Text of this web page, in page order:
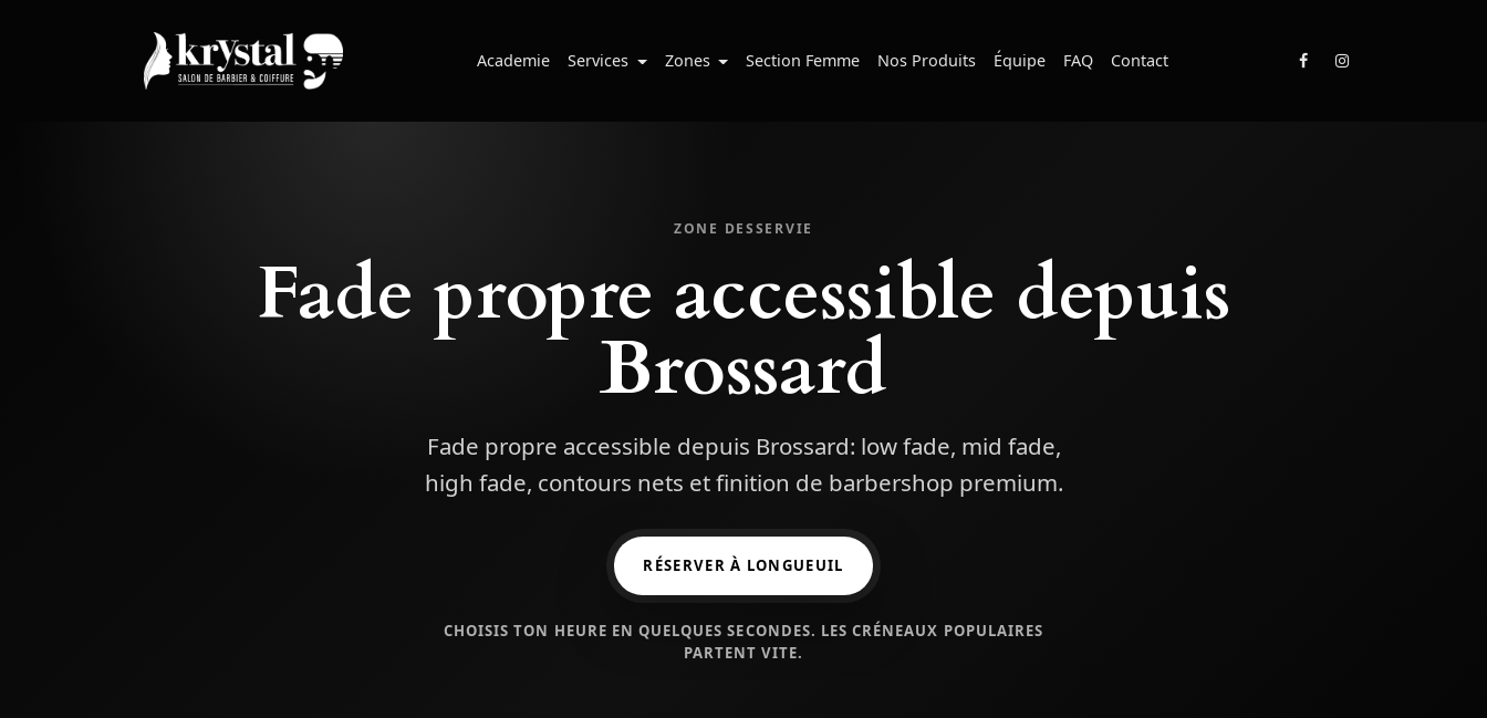
Academie Services Zones Section Femme Nos Produits Équipe FAQ Contact
ZONE DESSERVIE
Fade propre accessible depuis
Brossard
Fade propre accessible depuis Brossard: low fade, mid fade,
high fade, contours nets et finition de barbershop premium.
RÉSERVER À LONGUEUIL
CHOISIS TON HEURE EN QUELQUES SECONDES. LES CRÉNEAUX POPULAIRES
PARTENT VITE.